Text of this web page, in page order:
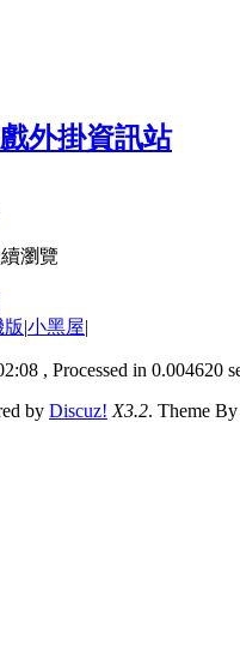
瀏覽
|小黑屋|
, Processed in 0.004620
by Discuz! X3.2. Theme By